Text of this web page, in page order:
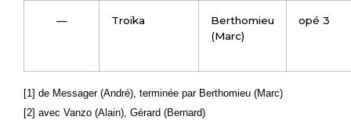
— Troïka
Berthomieu
(Marc)
opé 3
[1] de Messager (André), terminée par Berthomieu (Marc)
[2] avec Vanzo (Alain), Gérard (Bernard)